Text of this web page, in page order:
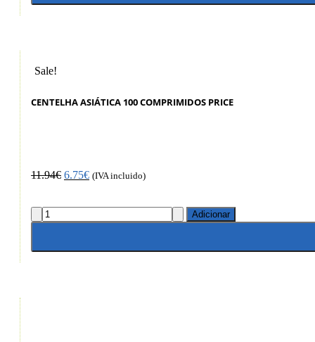
Sale!
CENTELHA ASIÁTICA 100 COMPRIMIDOS PRICE
11.94€ 6.75€ (IVA incluido)
Adicionar